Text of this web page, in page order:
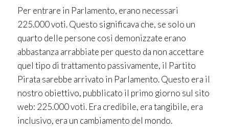
Per entrare in Parlamento, erano necessari
225.000 voti. Questo significava che, se solo un
quarto delle persone così demonizzate erano
abbastanza arrabbiate per questo da non accettare
quel tipo di trattamento passivamente, il Partito
Pirata sarebbe arrivato in Parlamento. Questo era il
nostro obiettivo, pubblicato il primo giorno sul sito
web: 225.000 voti. Era credibile, era tangibile, era
inclusivo, era un cambiamento del mondo.